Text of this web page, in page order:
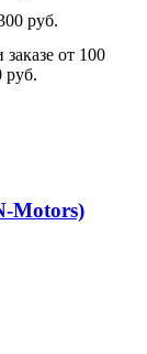
руб.
заказе от 100
руб.